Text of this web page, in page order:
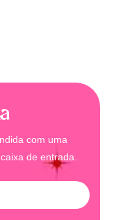
com uma
de entrada.